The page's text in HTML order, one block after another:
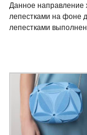
Данное направление
лепестками на фоне
лепестками